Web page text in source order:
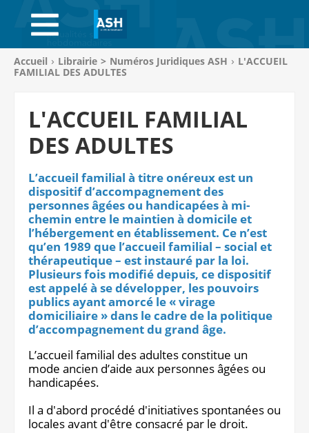
ACCUEIL
ABONNEMENTS
ACHAT AU NUMÉRO
LIBRAIRIE
PAGE ENTREPRISE
ANNONCES
CV-THÈQUE
CONNEXION
PANIER
Notre site éditorial
JOB ASH
Notre boutique
Vous
êtes
Accueil Librairie > Numéros Juridiques ASH
L'ACCUEIL
FAMILIAL DES ADULTES
L'ACCUEIL FAMILIAL
DES ADULTES
L’accueil familial à titre onéreux est un
dispositif d’accompagnement des
personnes âgées ou handicapées à mi-
chemin entre le maintien à domicile et
l’hébergement en établissement. Ce n’est
qu’en 1989 que l’accueil familial – social et
thérapeutique – est instauré par la loi.
Plusieurs fois modifié depuis, ce dispositif
est appelé à se développer, les pouvoirs
publics ayant amorcé le « virage
domiciliaire » dans le cadre de la politique
d’accompagnement du grand âge.
L’accueil familial des adultes constitue un
mode ancien d’aide aux personnes âgées ou
handicapées.
Il a d'abord procédé d'initiatives spontanées ou
locales avant d'être consacré par le droit.